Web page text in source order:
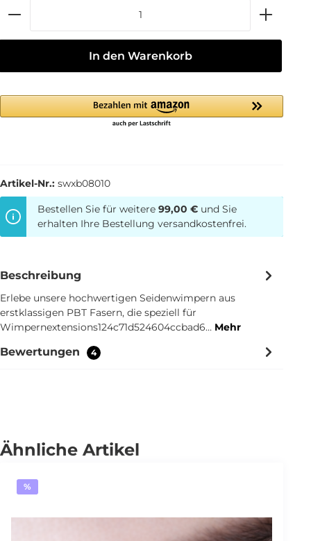
In den Warenkorb
Artikel-Nr.: swxb08010
Bestellen Sie für weitere 99,00 € und Sie
erhalten Ihre Bestellung versandkostenfrei.
Beschreibung
Erlebe unsere hochwertigen Seidenwimpern aus
erstklassigen PBT Fasern, die speziell für
Wimpernextensions124c71d524604ccbad6… Mehr
Bewertungen 4
Ähnliche Artikel
%